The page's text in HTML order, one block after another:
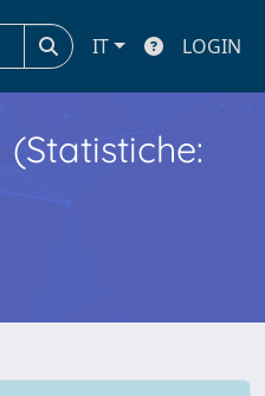
IT LOGIN
(Statistiche: